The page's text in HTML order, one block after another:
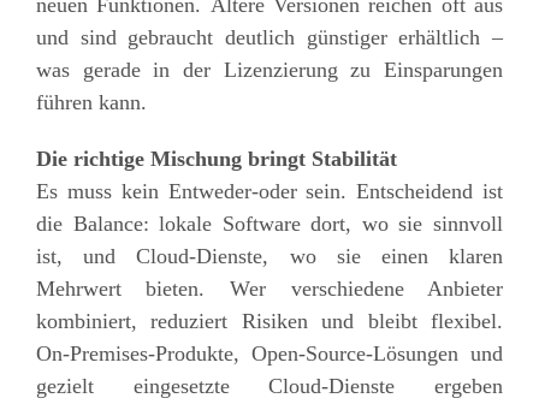
und sind gebraucht deutlich günstiger erhältlich –
was gerade in der Lizenzierung zu Einsparungen
führen kann.
Die richtige Mischung bringt Stabilität
Es muss kein Entweder-oder sein. Entscheidend ist
die Balance: lokale Software dort, wo sie sinnvoll
ist, und Cloud-Dienste, wo sie einen klaren
Mehrwert bieten. Wer verschiedene Anbieter
kombiniert, reduziert Risiken und bleibt flexibel.
On-Premises-Produkte, Open-Source-Lösungen und
gezielt eingesetzte Cloud-Dienste ergeben